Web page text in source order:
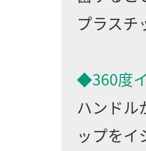
プラスチ
◆360度
ハンドル
ップを